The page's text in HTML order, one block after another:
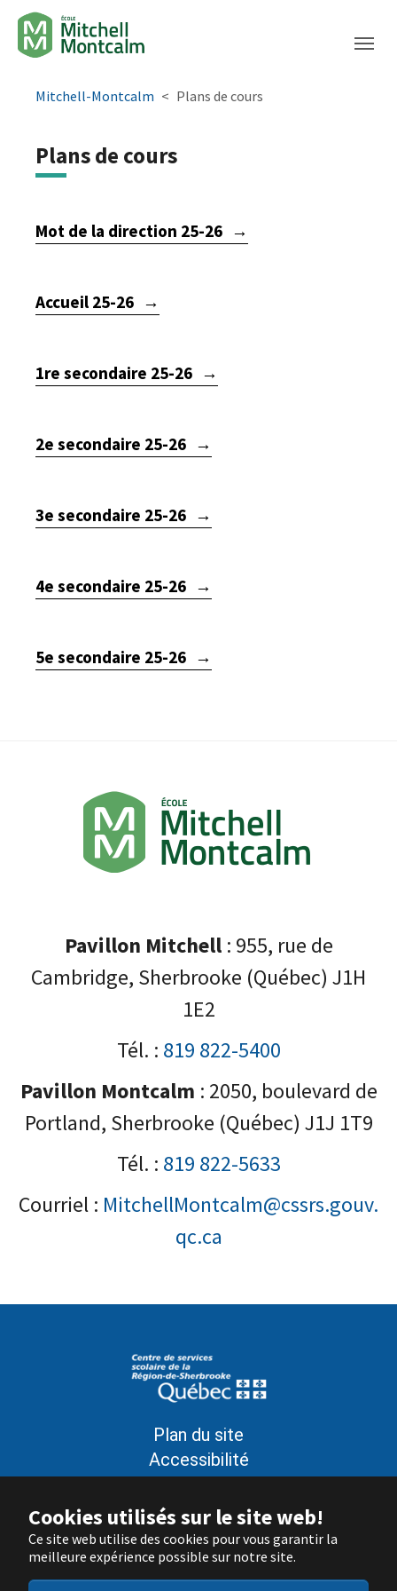
Cookies utilisés sur le site web!
Ce site web utilise des cookies pour vous garantir la
meilleure expérience possible sur notre site.
Aller à la navigation principale
Aller au contenu principal
Passer au pied de page
Mitchell-Montcalm Plans de cours
Plans de cours
Mot de la direction 25-26
Accueil 25-26
1re secondaire 25-26
2e secondaire 25-26
3e secondaire 25-26
4e secondaire 25-26
5e secondaire 25-26
Pavillon Mitchell: 955, rue de
Cambridge, Sherbrooke (Québec) J1H
1E2
Tél. : 819 822-5400
Pavillon Montcalm : 2050, boulevard de
Portland, Sherbrooke (Québec) J1J 1T9
Tél. : 819 822-5633
Courriel : MitchellMontcalm@cssrs.gouv.
qc.ca
Plan du site
Accessibilité
Conditions d’utilisation
Signaler un problème sur le site
Nous joindre